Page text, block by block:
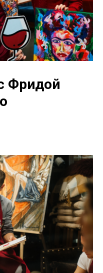
Фридой